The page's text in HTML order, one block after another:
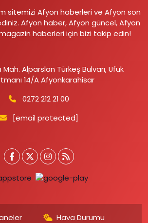
sitemizi Afyon haberleri ve Afyon son
Afyon haber, Afyon güncel, Afyon
haberleri için bizi takip edin!
Alparslan Türkeş Bulvarı, Ufuk
14/A Afyonkarahisar
0272 212 21 00
[email protected]
Hava Durumu